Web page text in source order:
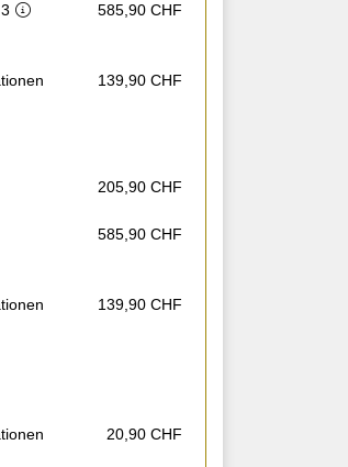
585,90 CHF
139,90 CHF
205,90 CHF
585,90 CHF
139,90 CHF
20,90 CHF